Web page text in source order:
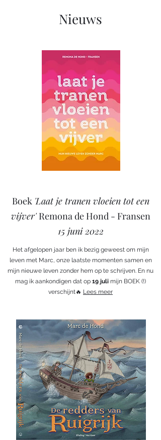
Nieuws
Boek 'Laat je tranen vloeien tot een
vijver'Remona de Hond - Fransen
15 juni 2022
Het afgelopen jaar ben ik bezig geweest om mijn
leven met Marc, onze laatste momenten samen en
mijn nieuwe leven zonder hem op te schrijven. En nu
mag ik aankondigen dat op 19 juli mijn BOEK (!)
verschijnt🔥 Lees meer